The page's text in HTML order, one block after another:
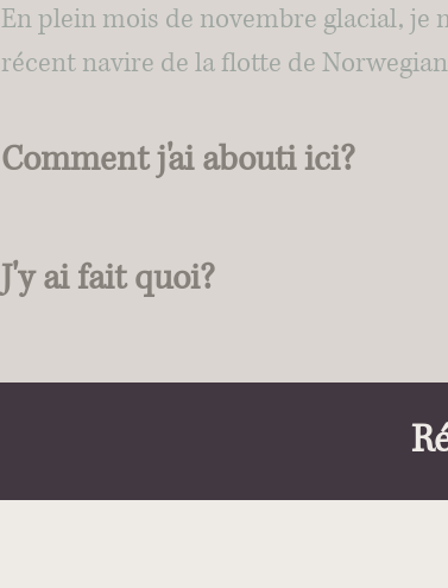
En plein mois de novembre glacial, je
récent navire de la flotte de
Comment j'ai abouti ici?
J'y ai fait quoi?